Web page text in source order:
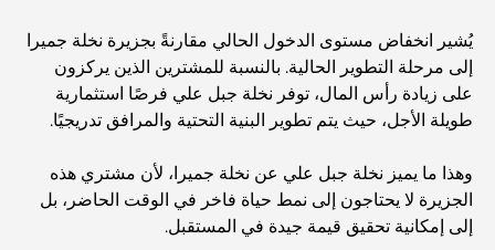
المطاعم الإيطالية في وسط مدينة دبي: تذوق إيطاليا في قلب
المدينة
أفضل 7 نوادي رياضية في دبي هيلز: اللياقة البدنية في أبهى
الدليل الأمثل لمطاعم الطعام الفاخر في نخلة جميرا
يُشير انخفاض مستوى الدخول الحالي مقارنةً بجزيرة نخلة جميرا
إلى مرحلة التطوير الحالية. بالنسبة للمشترين الذين يركزون
على زيادة رأس المال، توفر نخلة جبل علي فرصًا استثمارية
طويلة الأجل، حيث يتم تطوير البنية التحتية والمرافق تدريجيًا.
وهذا ما يميز نخلة جبل علي عن نخلة جميرا، لأن مشتري هذه
الجزيرة لا يحتاجون إلى نمط حياة فاخر في الوقت الحاضر، بل
إلى إمكانية تحقيق قيمة جيدة في المستقبل.